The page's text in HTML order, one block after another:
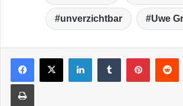
unverzichtbar Uwe
LinkedIn
Drucken